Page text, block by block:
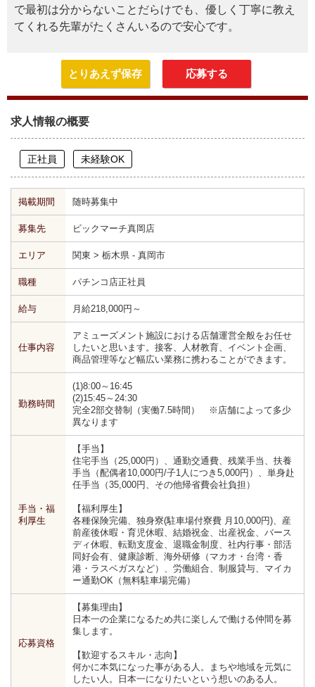
で最初は分からないことだらけでも、優しく丁寧に教え
てくれる先輩がたくさんいるので安心です。
とりあえず保存 応募する
求人情報の概要
正社員 未経験OK
掲載期間 随時募集中
募集先 ビックマーチ真岡店
エリア 関東 > 栃木県 - 真岡市
職種 パチンコ店正社員
給与 月給218,000円～
仕事内容
アミューズメント施設における店舗運営全般をお任せ
したいと思います。接客、人材教育、イベント企画、
商品管理等など幅広い業務に携わることができます。
勤務時間
(1)8:00～16:45
(2)15:45～24:30
完全2部交替制（実働7.5時間） ※店舗によって多少
異なります
手当・福
利厚生
【手当】
住宅手当（25,000円）、通勤交通費、残業手当、扶養
手当（配偶者10,000円/子1人につき5,000円）、単身赴
任手当（35,000円、その他帰省費会社負担）
【福利厚生】
各種保険完備、独身寮(駐車場付寮費 月10,000円)、産
前産後休暇・育児休暇、結婚祝金、出産祝金、バース
ディ休暇、転勤支度金、退職金制度、社内行事・部活
同好会有、健康診断、海外研修（マカオ・台湾・香
港・ラスベガスなど）、労働組合、制服貸与、マイカ
ー通勤OK（無料駐車場完備）
応募資格
【募集理由】
日本一の企業になるため共に楽しんで働ける仲間を募
集します。
【歓迎するスキル・志向】
何かに本気になった事がある人。まちや地域を元気に
したい人。日本一になりたいという想いのある人。